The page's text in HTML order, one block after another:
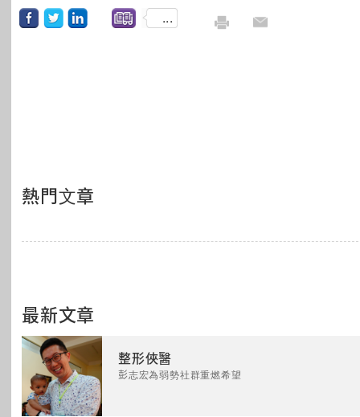
...
熱門文章
最新文章
整形俠醫
彭志宏為弱勢社群重燃希望